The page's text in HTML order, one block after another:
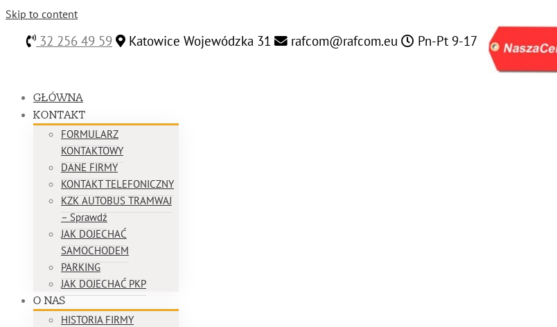
Skip to content
32 256 49 59 Katowice Wojewódzka 31 rafcom@rafcom.eu Pn-Pt 9-17
GŁÓWNA
KONTAKT
FORMULARZ
KONTAKTOWY
DANE FIRMY
KONTAKT TELEFONICZNY
KZK AUTOBUS TRAMWAJ
– Sprawdź
JAK DOJECHAĆ
SAMOCHODEM
PARKING
JAK DOJECHAĆ PKP
O NAS
HISTORIA FIRMY